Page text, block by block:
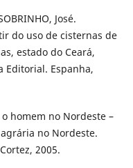
José.
do uso de cisternas de
estado do Ceará,
Editorial. Espanha,
homem no Nordeste –
no Nordeste.
2005.